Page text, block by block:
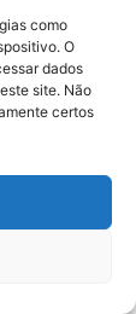
como
O
dados
site. Não
certos